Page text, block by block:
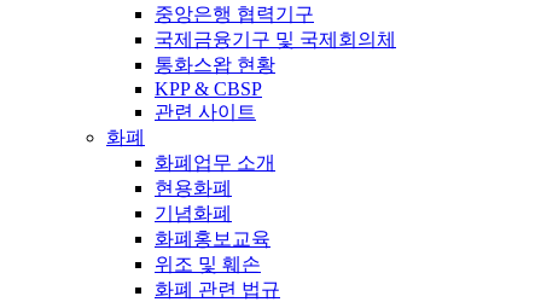
중앙은행 협력기구
국제금융기구 및 국제회의체
통화스왑 현황
KPP & CBSP
관련 사이트
화폐
화폐업무 소개
현용화폐
기념화폐
화폐홍보교육
위조 및 훼손
화폐 관련 법규